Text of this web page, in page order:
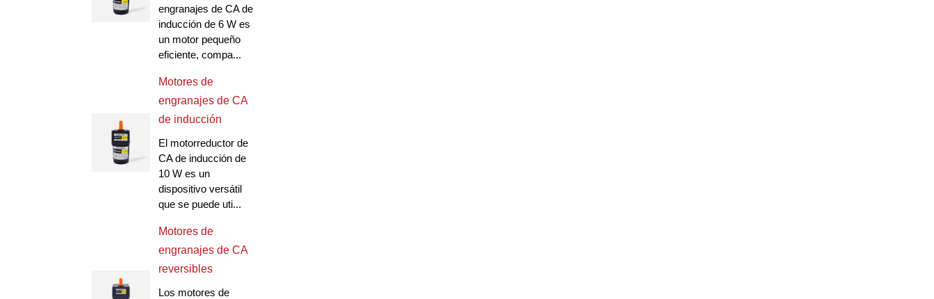
engranajes de CA de
inducción de 6 W es
un motor pequeño
eficiente, compa...
Motores de
engranajes de CA
de inducción
El motorreductor de
CA de inducción de
10 W es un
dispositivo versátil
que se puede uti...
Motores de
engranajes de CA
reversibles
Los motores de